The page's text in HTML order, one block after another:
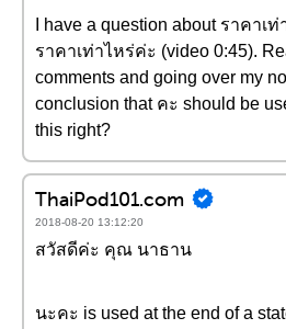
I have a question about ราคาเ
ราคาเท่าไหร่ค่ะ (video 0:45).
comments and going over my
conclusion that คะ should be
this right?
ThaiPod101.com
2018-08-20 13:12:20
สวัสดีค่ะ คุณ นาธาน
นะคะ is used at the end of a